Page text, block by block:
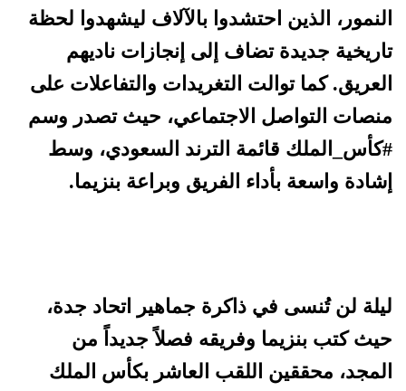
النمور، الذين احتشدوا بالآلاف ليشهدوا لحظة
تاريخية جديدة تضاف إلى إنجازات ناديهم
العريق. كما توالت التغريدات والتفاعلات على
منصات التواصل الاجتماعي، حيث تصدر وسم
#كأس_الملك قائمة الترند السعودي، وسط
إشادة واسعة بأداء الفريق وبراعة بنزيما.
ليلة لن تُنسى في ذاكرة جماهير اتحاد جدة،
حيث كتب بنزيما وفريقه فصلاً جديداً من
المجد، محققين اللقب العاشر بكأس الملك